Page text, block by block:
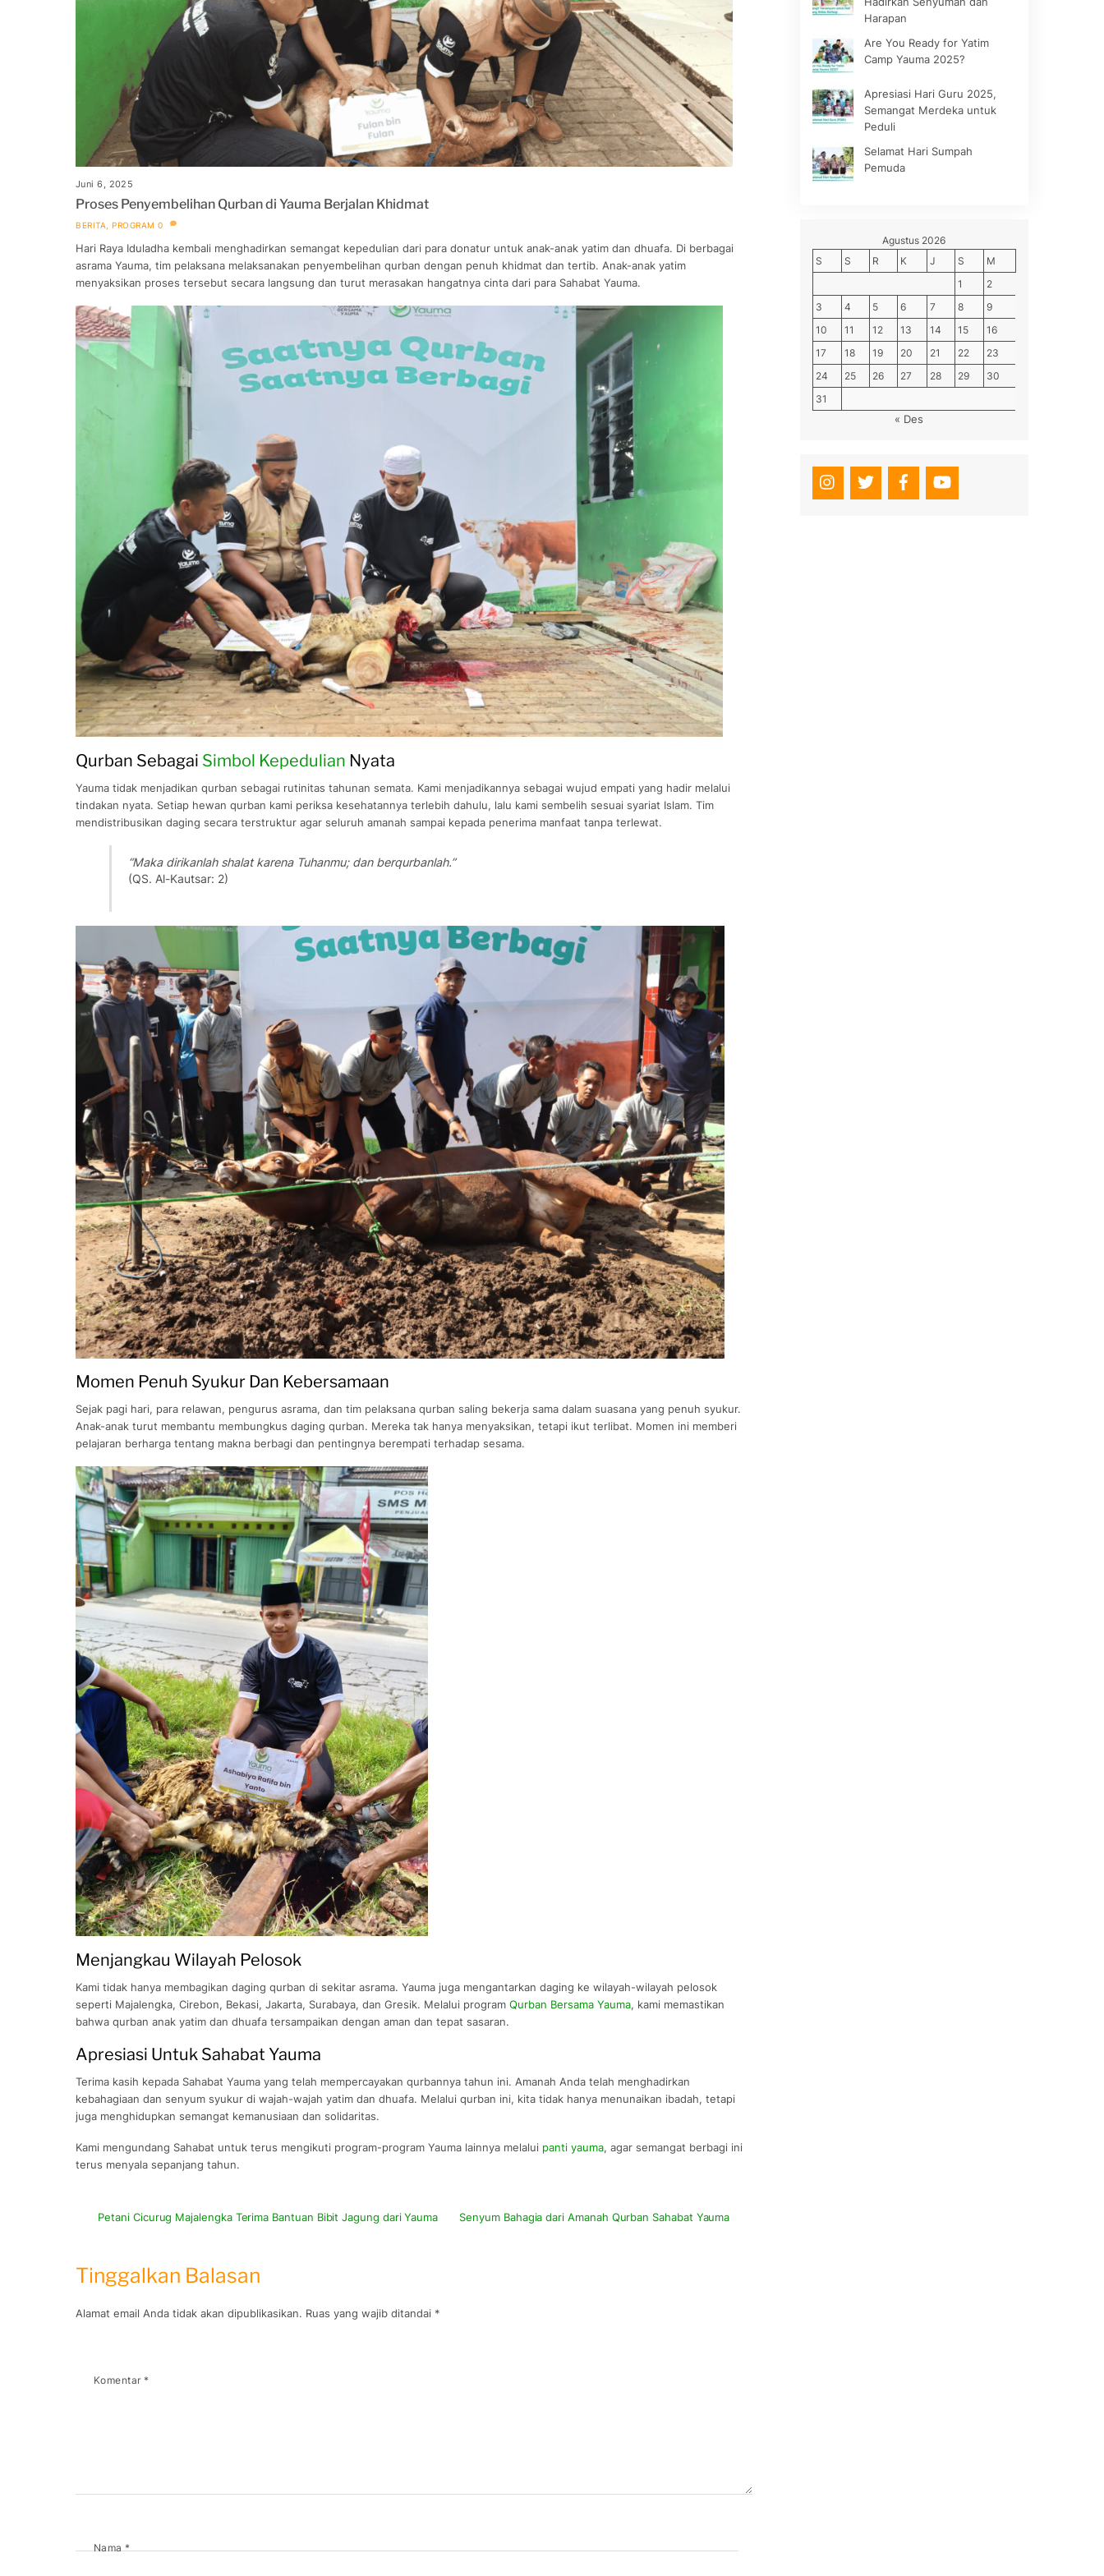
Juni 6, 2025
Proses Penyembelihan Qurban di Yauma Berjalan Khidmat
BERITA PROGRAM 0
Hari Raya Iduladha kembali menghadirkan semangat kepedulian dari para donatur untuk anak-anak yatim dan dhuafa. Di berbagai
asrama Yauma, tim pelaksana melaksanakan penyembelihan qurban dengan penuh khidmat dan tertib. Anak-anak yatim
menyaksikan proses tersebut secara langsung dan turut merasakan hangatnya cinta dari para Sahabat Yauma.
Qurban Sebagai Simbol Kepedulian Nyata
Yauma tidak menjadikan qurban sebagai rutinitas tahunan semata. Kami menjadikannya sebagai wujud empati yang hadir melalui
tindakan nyata. Setiap hewan qurban kami periksa kesehatannya terlebih dahulu, lalu kami sembelih sesuai syariat Islam. Tim
mendistribusikan daging secara terstruktur agar seluruh amanah sampai kepada penerima manfaat tanpa terlewat.
“Maka dirikanlah shalat karena Tuhanmu; dan berqurbanlah.”
(QS. Al-Kautsar: 2)
Momen Penuh Syukur Dan Kebersamaan
Sejak pagi hari, para relawan, pengurus asrama, dan tim pelaksana qurban saling bekerja sama dalam suasana yang penuh syukur.
Anak-anak turut membantu membungkus daging qurban. Mereka tak hanya menyaksikan, tetapi ikut terlibat. Momen ini memberi
pelajaran berharga tentang makna berbagi dan pentingnya berempati terhadap sesama.
Menjangkau Wilayah Pelosok
Kami tidak hanya membagikan daging qurban di sekitar asrama. Yauma juga mengantarkan daging ke wilayah-wilayah pelosok
seperti Majalengka, Cirebon, Bekasi, Jakarta, Surabaya, dan Gresik. Melalui program Qurban Bersama Yauma, kami memastikan
bahwa qurban anak yatim dan dhuafa tersampaikan dengan aman dan tepat sasaran.
Apresiasi Untuk Sahabat Yauma
Terima kasih kepada Sahabat Yauma yang telah mempercayakan qurbannya tahun ini. Amanah Anda telah menghadirkan
kebahagiaan dan senyum syukur di wajah-wajah yatim dan dhuafa. Melalui qurban ini, kita tidak hanya menunaikan ibadah, tetapi
juga menghidupkan semangat kemanusiaan dan solidaritas.
Kami mengundang Sahabat untuk terus mengikuti program-program Yauma lainnya melalui panti yauma, agar semangat berbagi ini
terus menyala sepanjang tahun.
Petani Cicurug Majalengka Terima Bantuan Bibit Jagung dari Yauma Senyum Bahagia dari Amanah Qurban Sahabat Yauma
Tinggalkan Balasan
Alamat email Anda tidak akan dipublikasikan. Ruas yang wajib ditandai *
Komentar *
Nama*
Harapan
Are You Ready for Yatim
Camp Yauma 2025?
Apresiasi Hari Guru 2025,
Semangat Merdeka untuk
Peduli
Selamat Hari Sumpah
Pemuda
Agustus 2026
S
S R K J S
M
1
2
3
4 5 6 7 8
9
10
11 12 13 14 15
16
17
18 19 20 21 22
23
24
25 26 27 28 29
30
31
« Des